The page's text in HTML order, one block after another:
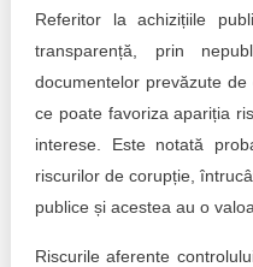
Referitor la achizițiile
transparență, prin
documentelor prevăzute
ce poate favoriza apariția
interese. Este notată
riscurilor de corupție,
publice și acestea au o
Riscurile aferente